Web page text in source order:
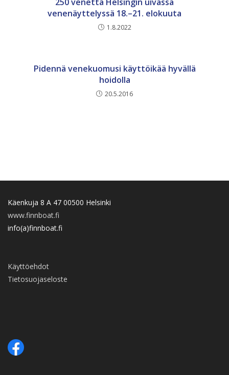
venenäyttelyssä 18.–21. elokuuta
1.8.2022
Pidennä venekuomusi käyttöikää hyvällä
hoidolla
20.5.2016
Käenkuja 8 A 47 00500 Helsinki
www.finnboat.fi
info(a)finnboat.fi
Käyttöehdot
Tietosuojaseloste